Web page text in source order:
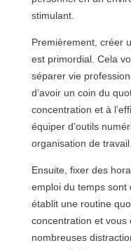
stimulant.
Premièrement, créer
est primordial. Cela
séparer vie
d’avoir un coin du
concentration et à
équiper d’outils
organisation de travail.
Ensuite, fixer des
emploi du temps sont
établit une routine
concentration et vous
nombreuses